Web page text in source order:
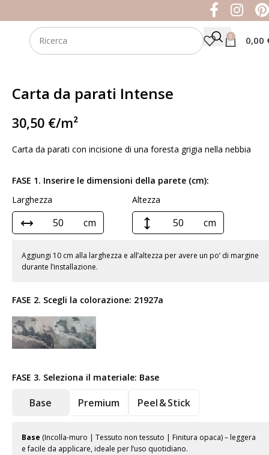
0 0,00
Carta da parati Intense
30,50 €/m²
Carta da parati con incisione di una foresta grigia nella nebbia
FASE 1. Inserire le dimensioni della parete (cm):
Larghezza
cm
Altezza
cm
Aggiungi 10 cm alla larghezza e all’altezza per avere un po’ di margine
durante l’installazione.
FASE 2. Scegli la colorazione: 21927a
FASE 3. Seleziona il materiale: Base
Base Premium Peel & Stick
Base (Incolla-muro | Tessuto non tessuto | Finitura opaca) – leggera
e facile da applicare, ideale per l’uso quotidiano.